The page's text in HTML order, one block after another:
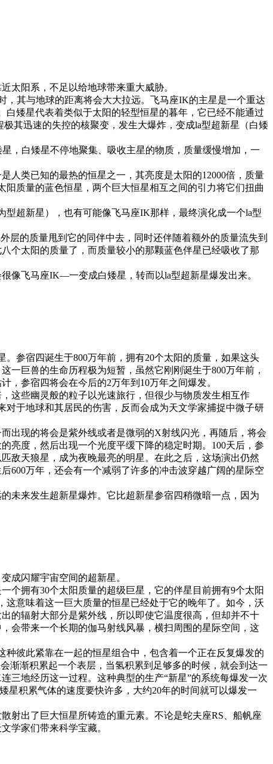
太阳系，不足以给地球带来重大威胁。
其与地球的距离将会大大拉远。飞马座IK的主星是一个重达
矮星代表着类似于太阳的轻型恒星的暮年，它已经不能通过
其迅速的失控的核聚变，发生大爆炸，变成la型超新星（白矮
，白矮星不停地聚集、吸收主星的物质，质量缓慢增加，一
人类已知的最热的恒星之一，其亮度是太阳的12000倍，质量
质量的蓝色恒星，两个巨大恒星相互之间的引力将它们扭曲
超新星），也有可能像飞马座IK那样，最终演化成一个la型
层的质量甩到它的同伴中去，同时还伴随着额外的质量流失到
个太阳的质量了，而质量较小的那颗蓝色伴星已经吸收了那
像飞马座IK—一变成白矮星，转而以la型超新星爆发出来。
参宿四诞生于800万年前，拥有20个太阳的质量，如果这头
一巨兽的生命历程极为短暂，虽然它刚刚诞生于800万年前，
，参宿四将会在今后的2万年到10万年之间爆发。
这些幽灵般的粒子以光速旅行，但很少与物质发生相互作
于地球和其居民的伤害，反而会成为天文学家捕捉中微子研
出现的将会是紫外线或者是微弱的X射线闪光，再随后，将会
亮度，然后出现一个光度平缓下降的稳定时期。100天后，参
敌天狼星，成为夜晚最亮的明星。在此之后，这场演出仍然
600万年，还会有一个减弱了许多的冲击波穿越广阔的星际空
未来发生超新星爆炸。它比超新星参宿四稍微暗一点，因为
成闪耀宇宙空间的超新星。
个拥有30个太阳质量的超级巨星，它的伴星目前拥有9个太阳
意味着这一巨大质量的恒星已经处于它的晚年了。如今，沃
的辐射大部分是紫外线，所以即使它温度很高，但却并不十
会带来一个长期的伽马射线风暴，横扫周围的星际空间，这
彼此紧靠在一起的恒星组合中，包含着一个正在反复爆发的
渐渐积累起一个表层，当氢积累到足够多的时候，就会到达一
三地经历这一过程。这种典型的生产“新星”的系统每爆发一次
星积累气体的速度要快许多，大约20年的时间就可以爆发一
射出了巨大恒星所铸造的重元素。不论是蛇夫座RS、船帆座
学家们带来科学宝藏。